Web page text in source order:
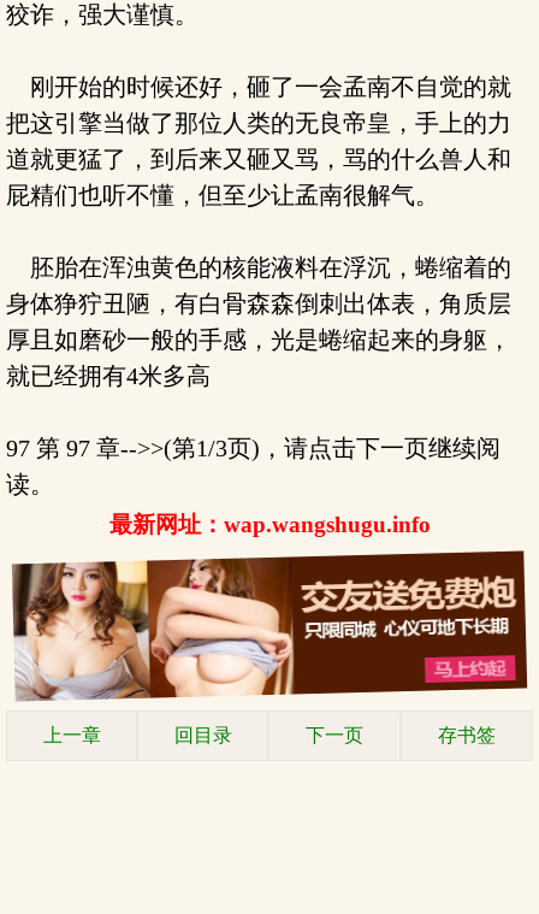
狡诈，强大谨慎。
刚开始的时候还好，砸了一会孟南不自觉的就
把这引擎当做了那位人类的无良帝皇，手上的力
道就更猛了，到后来又砸又骂，骂的什么兽人和
屁精们也听不懂，但至少让孟南很解气。
胚胎在浑浊黄色的核能液料在浮沉，蜷缩着的
身体狰狞丑陋，有白骨森森倒刺出体表，角质层
厚且如磨砂一般的手感，光是蜷缩起来的身躯，
就已经拥有4米多高
97 第 97 章-->>(第1/3页)，请点击下一页继续阅
读。
最新网址：wap.wangshugu.info
上一章 回目录 下一页 存书签